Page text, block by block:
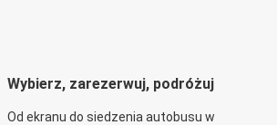
Wybierz, zarezerwuj, podróżuj
Od ekranu do siedzenia autobusu w